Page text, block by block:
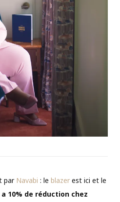
par Navabi : le blazer est ici et le
a 10% de réduction chez